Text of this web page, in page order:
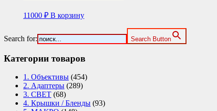
11000 ₽ В корзину
Search for: Search Button
Категории товаров
1. Объективы (454)
2. Адаптеры (289)
3. СВЕТ (68)
4. Крышки / Бленды (93)